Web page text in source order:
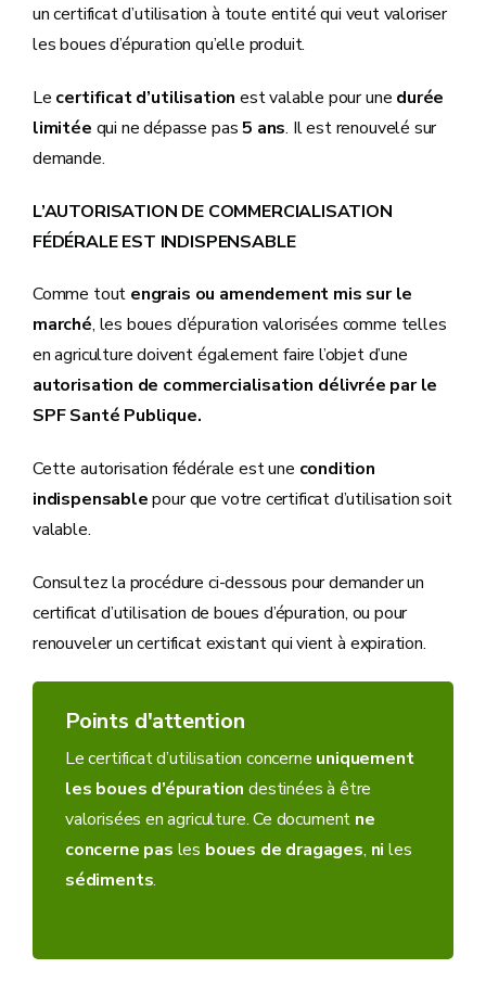
un certificat d’utilisation à toute entité qui veut valoriser
les boues d’épuration qu’elle produit.
Le certificat d’utilisation est valable pour une durée
limitée qui ne dépasse pas5 ans. Il est renouvelé sur
demande.
L’AUTORISATION DE COMMERCIALISATION
FÉDÉRALE EST INDISPENSABLE
Comme tout engrais ou amendement mis sur le
marché, les boues d’épuration valorisées comme telles
en agriculture doivent également faire l’objet d’une
autorisation de commercialisation délivrée par le
SPF Santé Publique.
Cette autorisation fédérale est une condition
indispensablepour que votre certificat d’utilisation soit
valable.
Consultez la procédure ci-dessous pour demander un
certificat d’utilisation de boues d’épuration, ou pour
renouveler un certificat existant qui vient à expiration.
Points d'attention
Le certificat d’utilisation concerne uniquement
les boues d’épuration destinées à être
valorisées en agriculture. Ce document ne
concerne pas les boues de dragages, ni les
sédiments.